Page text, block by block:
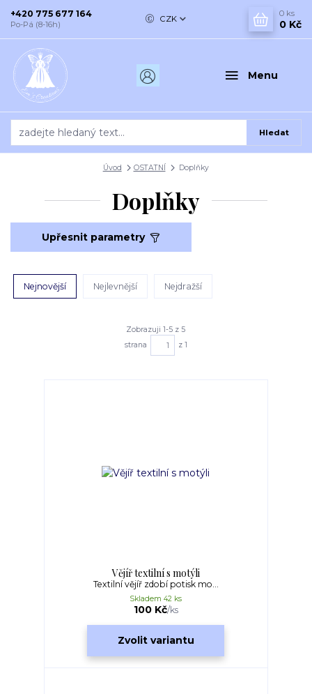
Menu
CZK
Hledat
+420 775 677 164
Po-Pá (8-16h)
0 ks
0 Kč
Úvod OSTATNÍ Doplňky
Doplňky
Upřesnit parametry
Nejnovější Nejlevnější Nejdražší
Zobrazuji 1-5 z 5
strana
z 1
Vějíř textilní s motýli
Textilní vějíř zdobí potisk mo...
100 Kč/ks
Skladem 42 ks
Zvolit variantu